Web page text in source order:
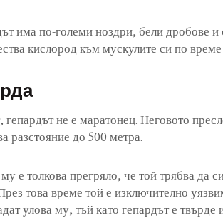
има по-големи ноздри, бели дробове
кислород към мускулите си по
не е маратонец. Неговото
разстояние до 500 метра.
е толкова прегряло, че той трябва да
това време той е изключително
улова му, тъй като гепардът е твърде